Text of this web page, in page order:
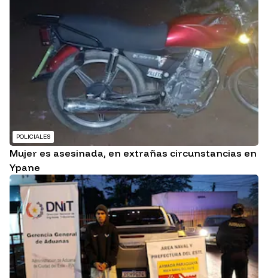
POLICIALES
Mujer es asesinada, en extrañas circunstancias en
Ypane